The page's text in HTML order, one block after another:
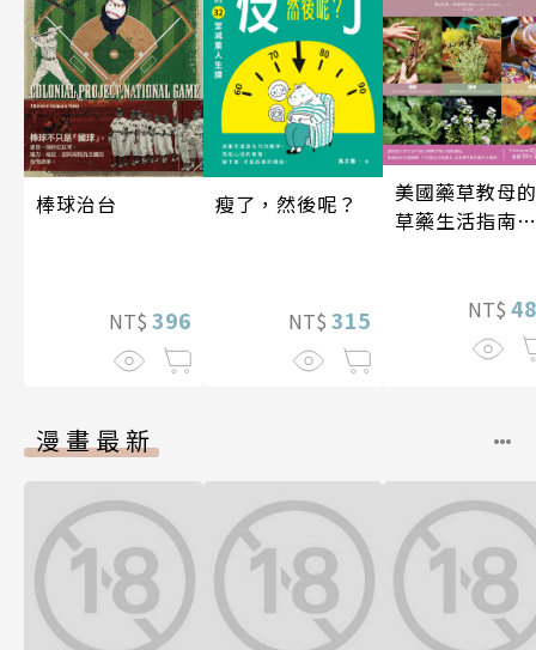
棒球治台
NT$ 396
瘦了，然後呢？
NT$ 315
美國藥草教母的
草藥生活指南
NT$
漫畫最新